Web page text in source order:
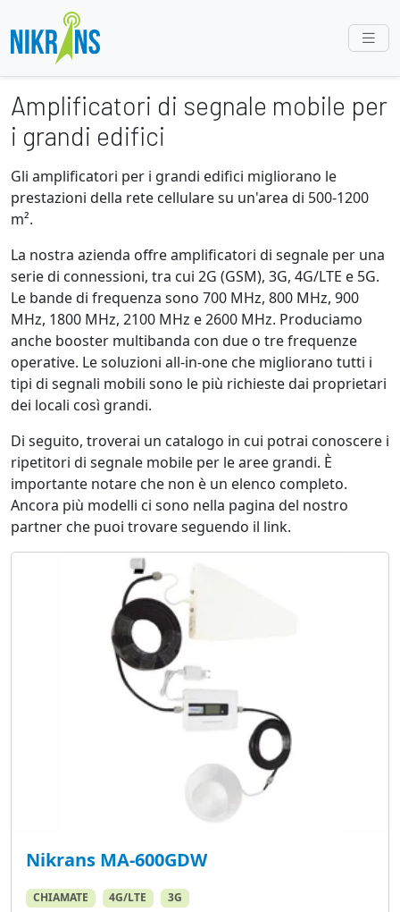
Amplificatori di segnale mobile per
i grandi edifici
Gli amplificatori per i grandi edifici migliorano le
prestazioni della rete cellulare su un'area di 500-1200
m².
La nostra azienda offre amplificatori di segnale per una
serie di connessioni, tra cui 2G (GSM), 3G, 4G/LTE e 5G.
Le bande di frequenza sono 700 MHz, 800 MHz, 900
MHz, 1800 MHz, 2100 MHz e 2600 MHz. Produciamo
anche booster multibanda con due o tre frequenze
operative. Le soluzioni all-in-one che migliorano tutti i
tipi di segnali mobili sono le più richieste dai proprietari
dei locali così grandi.
Di seguito, troverai un catalogo in cui potrai conoscere i
ripetitori di segnale mobile per le aree grandi. È
importante notare che non è un elenco completo.
Ancora più modelli ci sono nella pagina del nostro
partner che puoi trovare seguendo il link.
Nikrans MA-600GDW
CHIAMATE 4G/LTE 3G